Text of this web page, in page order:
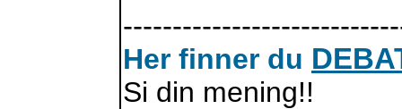
Her finner du
Si din mening!!